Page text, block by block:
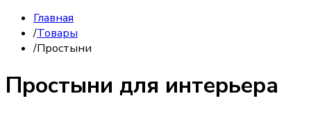
Главная
/Товары
/Простыни
Простыни для интерьера